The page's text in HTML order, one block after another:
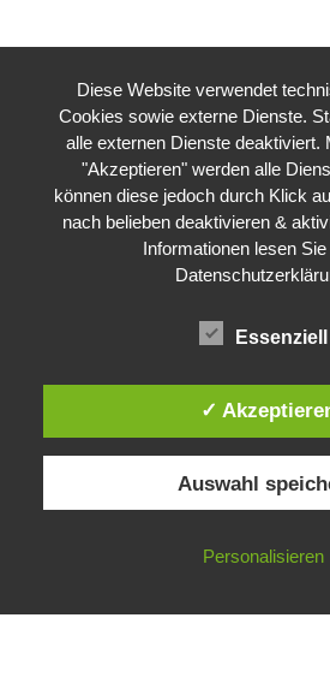
Impressum Datenschutzerklärung
Gesellschaft für ökologische
Diese Website verwendet
Cookies sowie externe Dienste.
alle externen Dienste deaktiviert.
"Akzeptieren" werden alle
können diese jedoch durch Klick
nach belieben deaktivieren &
Informationen lesen
Essenziell
✓
Auswahl
Personalisieren